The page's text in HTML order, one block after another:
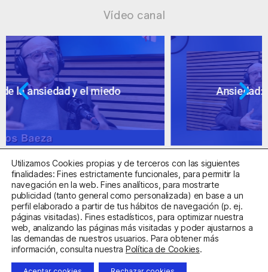
Vídeo canal
Ansiedad: supuestos cuestionables
Centro Sanitario Autorizado con el código E08737002
Aviso LegalPolítica de PrivacidadPolítica de Cookies
Utilizamos Cookies propias y de terceros con las siguientes
finalidades: Fines estrictamente funcionales, para permitir la
navegación en la web. Fines analíticos, para mostrarte
publicidad (tanto general como personalizada) en base a un
perfil elaborado a partir de tus hábitos de navegación (p. ej.
páginas visitadas). Fines estadísticos, para optimizar nuestra
web, analizando las páginas más visitadas y poder ajustarnos a
las demandas de nuestros usuarios. Para obtener más
información, consulta nuestra Política de Cookies.